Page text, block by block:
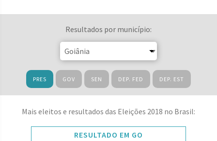
Resultados por município:
PRES GOV SEN DEP. FED DEP. EST
Mais eleitos e resultados das Eleições 2018 no Brasil:
RESULTADO EM GO